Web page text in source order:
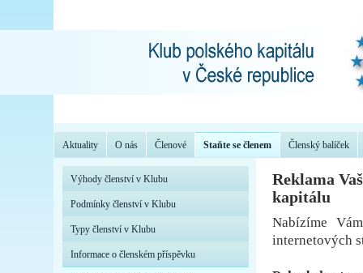
Aktuality O nás Členové Staňte se členem Členský balíček
Výhody členství v Klubu
Podmínky členství v Klubu
Typy členství v Klubu
Informace o členském příspěvku
Reklama
kapitálu
Nabízíme
internetových